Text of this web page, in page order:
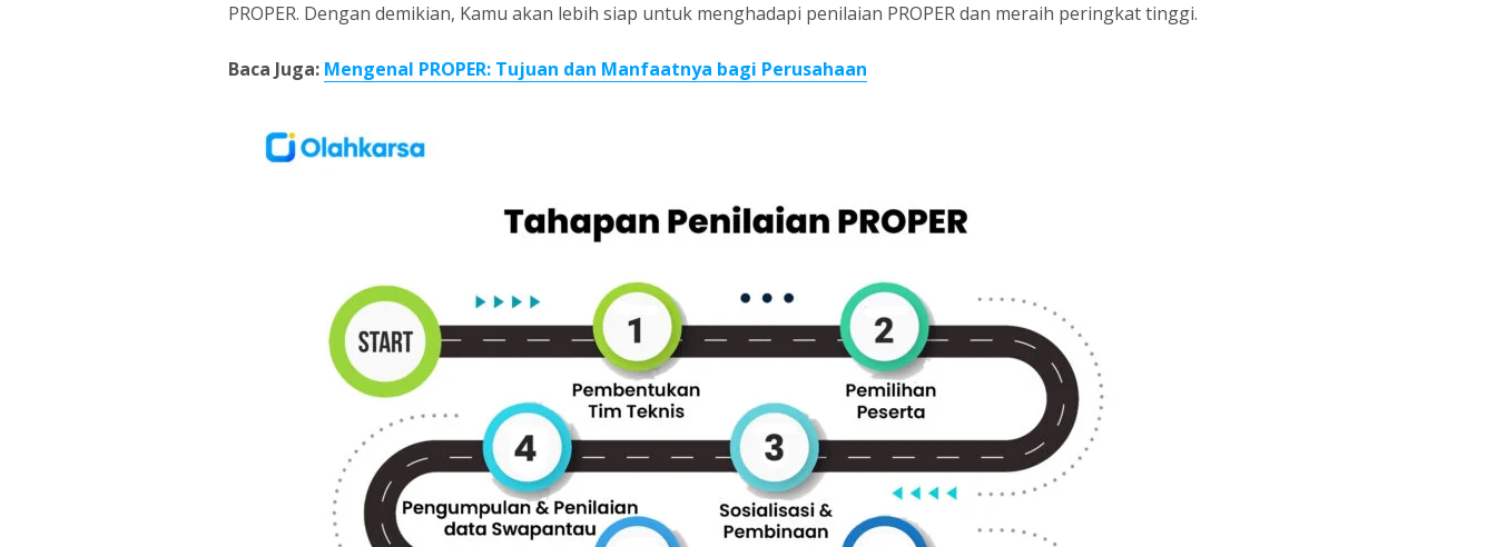
PROPER. Dengan demikian, Kamu akan lebih siap untuk menghadapi penilaian PROPER dan meraih peringkat tinggi.
Baca Juga: Mengenal PROPER: Tujuan dan Manfaatnya bagi Perusahaan